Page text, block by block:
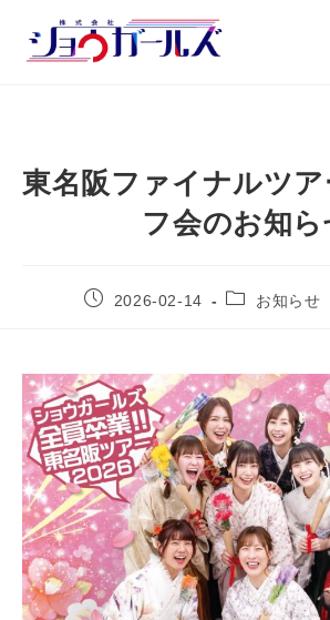
東名阪ファイナルツア
フ会のお知ら
2026-02-14 お知らせ